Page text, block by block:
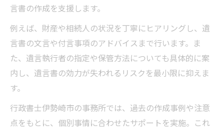
言書の作成を支援します。
例えば、財産や相続人の状況を丁寧にヒアリングし、遺
言書の文言や付言事項のアドバイスまで行います。ま
た、遺言執行者の指定や保管方法についても具体的に案
内し、遺言書の効力が失われるリスクを最小限に抑えま
す。
行政書士伊勢崎市の事務所では、過去の作成事例や注意
点をもとに、個別事情に合わせたサポートを実施。これ